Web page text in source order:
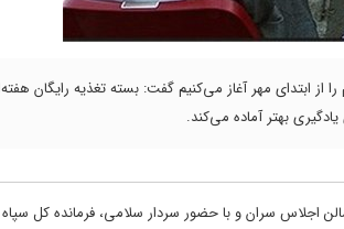
ابتدای مهر آغاز می‌کنیم گفت: بسته تغذیه رایگان
بهتر آماده می‌کند.
سران و با حضور سردار سلامی، فرمانده کل سپاه